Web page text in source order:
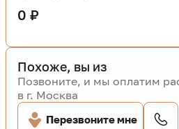
0 ₽
Похоже, вы из
Позвоните, и мы оплатим
в г. Москва
Перезвоните мне